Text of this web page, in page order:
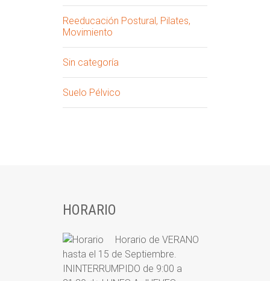
Reeducación Postural, Pilates,
Movimiento
Sin categoría
Suelo Pélvico
HORARIO
Horario de VERANO
hasta el 15 de Septiembre.
ININTERRUMPIDO de 9:00 a